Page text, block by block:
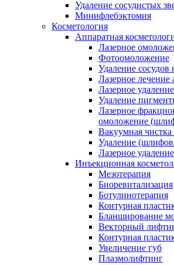
Удаление сосудистых
Минифлебэктомия
Косметология
Аппаратная
Лазерное
Фотоомоложение
Удаление сосудов
Лазерное лечение
Лазерное
Удаление
Лазерное
омоложение
Вакуумная
Удаление
Лазерное
Инъекционная
Мезотерапия
Биоревитализация
Ботулинотерапия
Контурная
Бланширование
Векторный
Контурная
Увеличение губ
Плазмолифтинг